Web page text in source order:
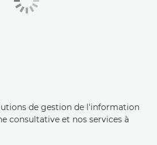
de gestion de l'information
consultative et nos services à